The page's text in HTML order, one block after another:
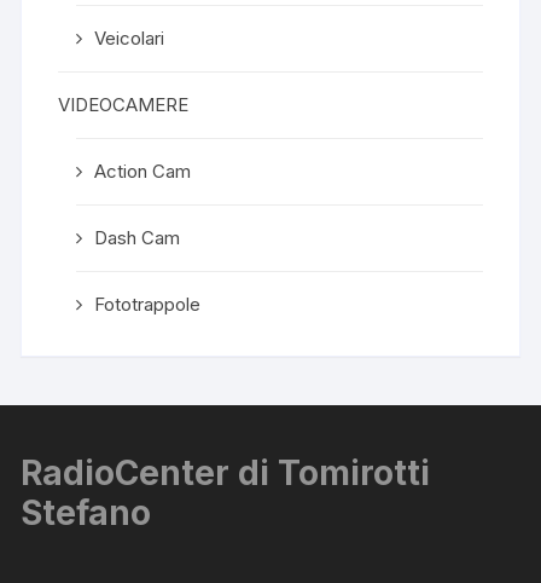
Veicolari
VIDEOCAMERE
Action Cam
Dash Cam
Fototrappole
RadioCenter di Tomirotti
Stefano